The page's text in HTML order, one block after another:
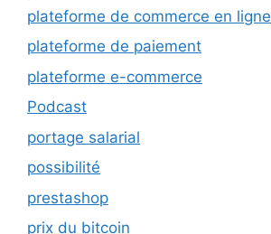
plateforme de commerce en ligne
plateforme de paiement
plateforme e-commerce
Podcast
portage salarial
possibilité
prestashop
prix du bitcoin